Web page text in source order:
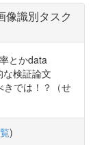
像識別タスク
とかdata
検証論文
きでは！？（せ
)